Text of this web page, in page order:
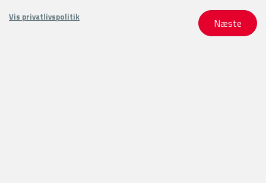
Vis privatlivspolitik